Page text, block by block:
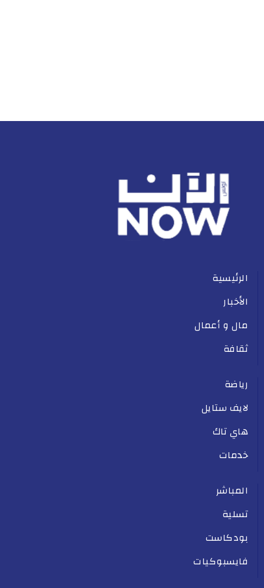
الرئيسية
الأخبار
مال و أعمال
ثقافة
رياضة
لايف ستايل
هاي تاك
خدمات
المباشر
تسلية
بودكاست
فايسبوكيات